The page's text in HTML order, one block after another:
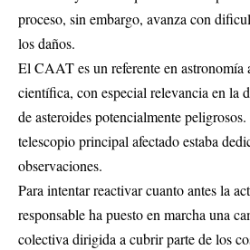
proceso, sin embargo, avanza con
los daños.
El CAAT es un referente en astronomía
científica, con especial relevancia en la
de asteroides potencialmente
telescopio principal afectado estaba
observaciones.
Para intentar reactivar cuanto antes la
responsable ha puesto en marcha una
colectiva dirigida a cubrir parte de los